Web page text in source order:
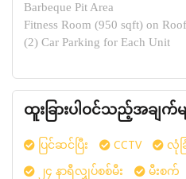
Barbeque Pit Area
Fitness Room (950 sqft) on
(2) Car Parking for Each Unit
ထူးခြားပါဝင်သည့်အချက်မ
ပြင်ဆင်ပြီး CCTV လုံခ
၂၄ နာရီလျှပ်စစ်မီး
မီးစက်